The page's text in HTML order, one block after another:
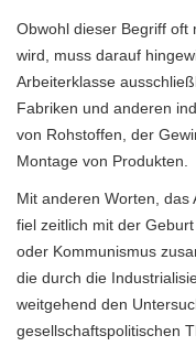
Obwohl dieser Begriff oft
wird, muss darauf
Arbeiterklasse
Fabriken und anderen
von Rohstoffen, der
Montage von Produkten.
Mit anderen Worten, das
fiel zeitlich mit der
oder Kommunismus
die durch die
weitgehend den
gesellschaftspolitischen